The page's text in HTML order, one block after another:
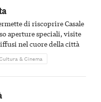
di riscoprire Casale
aperture speciali, visite
nel cuore della città
& Cinema